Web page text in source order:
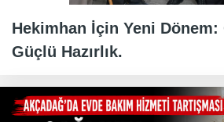
Hekimhan İçin Yeni Dönem:
Güçlü Hazırlık.